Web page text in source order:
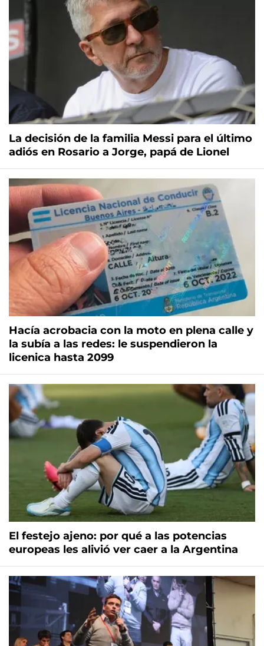
La decisión de la familia Messi para el último
adiós en Rosario a Jorge, papá de Lionel
Hacía acrobacia con la moto en plena calle y
la subía a las redes: le suspendieron la
licenica hasta 2099
El festejo ajeno: por qué a las potencias
europeas les alivió ver caer a la Argentina